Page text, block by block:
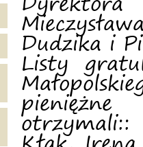
Dudzika i
Listy